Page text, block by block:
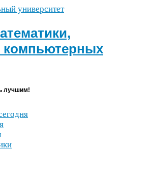
компьютерных
лучшим!